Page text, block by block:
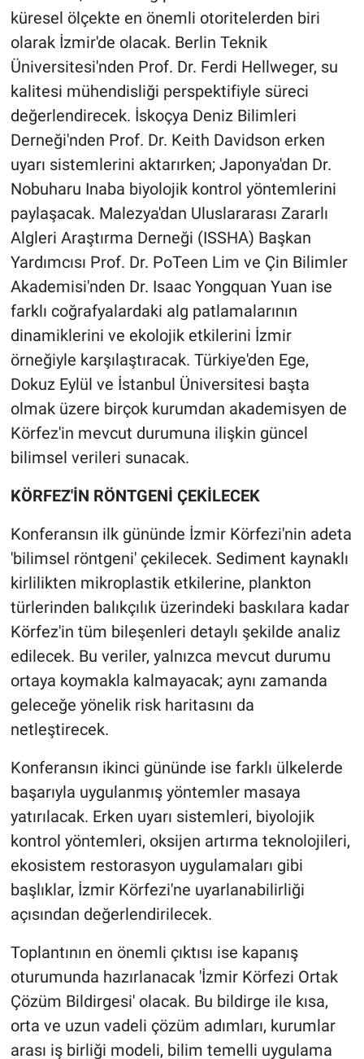
küresel ölçekte en önemli otoritelerden biri
olarak İzmir'de olacak. Berlin Teknik
Üniversitesi'nden Prof. Dr. Ferdi Hellweger, su
kalitesi mühendisliği perspektifiyle süreci
değerlendirecek. İskoçya Deniz Bilimleri
Derneği'nden Prof. Dr. Keith Davidson erken
uyarı sistemlerini aktarırken; Japonya'dan Dr.
Nobuharu Inaba biyolojik kontrol yöntemlerini
paylaşacak. Malezya'dan Uluslararası Zararlı
Algleri Araştırma Derneği (ISSHA) Başkan
Yardımcısı Prof. Dr. PoTeen Lim ve Çin Bilimler
Akademisi'nden Dr. Isaac Yongquan Yuan ise
farklı coğrafyalardaki alg patlamalarının
dinamiklerini ve ekolojik etkilerini İzmir
örneğiyle karşılaştıracak. Türkiye'den Ege,
Dokuz Eylül ve İstanbul Üniversitesi başta
olmak üzere birçok kurumdan akademisyen de
Körfez'in mevcut durumuna ilişkin güncel
bilimsel verileri sunacak.
KÖRFEZ'İN RÖNTGENİ ÇEKİLECEK
Konferansın ilk gününde İzmir Körfezi'nin adeta
'bilimsel röntgeni' çekilecek. Sediment kaynaklı
kirlilikten mikroplastik etkilerine, plankton
türlerinden balıkçılık üzerindeki baskılara kadar
Körfez'in tüm bileşenleri detaylı şekilde analiz
edilecek. Bu veriler, yalnızca mevcut durumu
ortaya koymakla kalmayacak; aynı zamanda
geleceğe yönelik risk haritasını da
netleştirecek.
Konferansın ikinci gününde ise farklı ülkelerde
başarıyla uygulanmış yöntemler masaya
yatırılacak. Erken uyarı sistemleri, biyolojik
kontrol yöntemleri, oksijen artırma teknolojileri,
ekosistem restorasyon uygulamaları gibi
başlıklar, İzmir Körfezi'ne uyarlanabilirliği
açısından değerlendirilecek.
Toplantının en önemli çıktısı ise kapanış
oturumunda hazırlanacak 'İzmir Körfezi Ortak
Çözüm Bildirgesi' olacak. Bu bildirge ile kısa,
orta ve uzun vadeli çözüm adımları, kurumlar
arası iş birliği modeli, bilim temelli uygulama